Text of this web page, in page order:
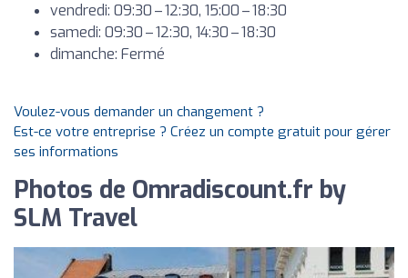
vendredi: 09:30 – 12:30, 15:00 – 18:30
samedi: 09:30 – 12:30, 14:30 – 18:30
dimanche: Fermé
Voulez-vous demander un changement ?
Est-ce votre entreprise ? Créez un compte gratuit pour gérer
ses informations
Photos de Omradiscount.fr by
SLM Travel